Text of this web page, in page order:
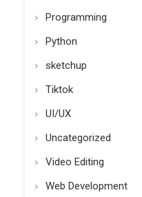
Programming
Python
sketchup
Tiktok
UI/UX
Uncategorized
Video Editing
Web Development